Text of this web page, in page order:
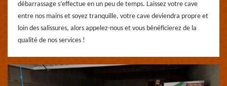
débarrassage s’effectue en un peu de temps. Laissez votre cave
entre nos mains et soyez tranquille, votre cave deviendra propre et
loin des salissures, alors appelez-nous et vous bénéficierez de la
qualité de nos services !